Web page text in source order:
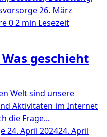
26. März
02 min Lesezeit
geschieht
Welt sind unsere
Aktivitäten im Internet
die Frage...
24. April 202424. April